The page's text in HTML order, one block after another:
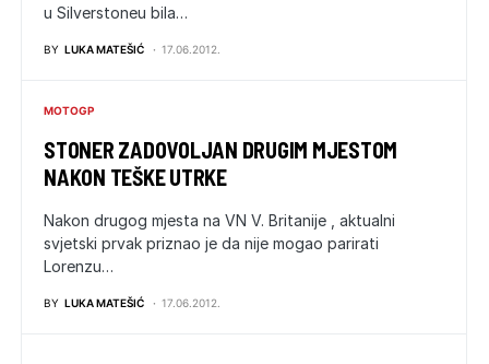
u Silverstoneu bila…
BY LUKA MATEŠIĆ 17.06.2012.
MOTOGP
STONER ZADOVOLJAN DRUGIM MJESTOM
NAKON TEŠKE UTRKE
Nakon drugog mjesta na VN V. Britanije , aktualni
svjetski prvak priznao je da nije mogao parirati
Lorenzu…
BY LUKA MATEŠIĆ 17.06.2012.